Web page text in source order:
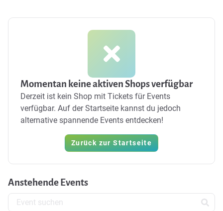
Momentan keine aktiven Shops verfügbar
Derzeit ist kein Shop mit Tickets für Events
verfügbar. Auf der Startseite kannst du jedoch
alternative spannende Events entdecken!
Zurück zur Startseite
Anstehende Events